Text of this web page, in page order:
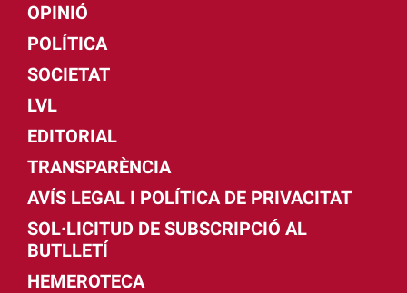
OPINIÓ
POLÍTICA
SOCIETAT
LVL
EDITORIAL
TRANSPARÈNCIA
AVÍS LEGAL I POLÍTICA DE PRIVACITAT
SOL·LICITUD DE SUBSCRIPCIÓ AL
BUTLLETÍ
HEMEROTECA